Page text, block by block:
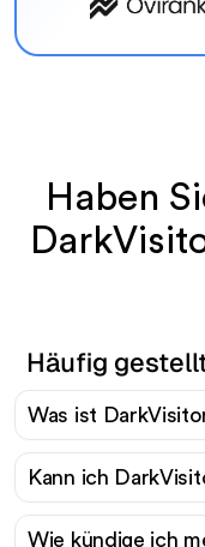
Haben
Häufig
Was ist
Kann ich
Wie kündige ich